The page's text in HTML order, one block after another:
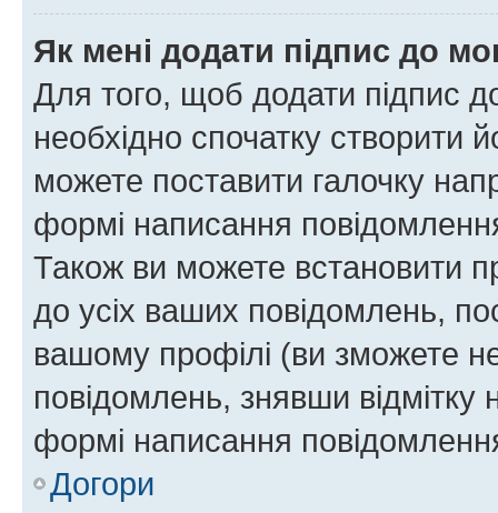
Як мені додати підпис до
Для того, щоб додати підпис
необхідно спочатку створити
можете поставити галочку
формі написання
Також ви можете встановити
до усіх ваших повідомлень,
вашому профілі (ви зможете
повідомлень, знявши відмітку
формі написання
Догори